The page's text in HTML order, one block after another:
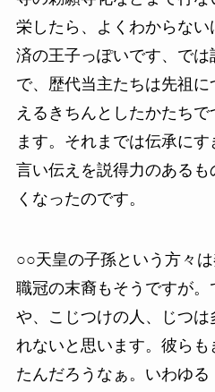
栄したら、よくわからな
済の王子っぽいです、では
で、歴代当主たちは先祖
えるきちんとしたかたち
ます。それまでは伝承に
言い伝えを説得力のある
くなったのです。
○○天皇の子孫という方々
職冠の末裔もそうですが。
や、こじつけの人、じつ
れないと思います。彼ら
たんだろうなぁ。いわゆ